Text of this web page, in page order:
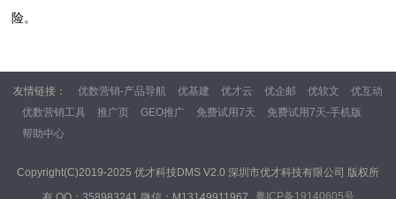
险。
友情链接： 优数营销-产品导航 优基建 优才云 优企邮 优软文
优互动
优数营销工具
推广页 GEO推广 免费试用7天
免费试用7天-手机版
帮助中心
Copyright(C)2019-2025 优才科技DMS V2.0 深圳市优才科技有限公司 版权所
粤ICP备19140605号